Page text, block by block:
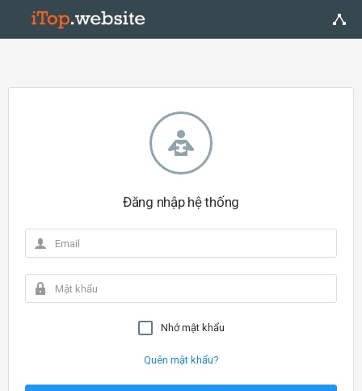
Đăng nhập hệ thống
Nhớ mật khẩu
Quên mật khẩu?